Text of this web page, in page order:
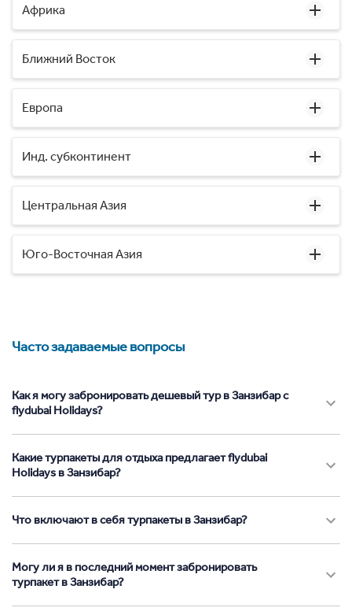
Африка
Ближний Восток
Европа
Инд. субконтинент
Центральная Азия
Юго-Восточная Азия
Часто задаваемые вопросы
Как я могу забронировать дешевый тур в Занзибар с
flydubai Holidays?
Какие турпакеты для отдыха предлагает flydubai
Holidays в Занзибар?
Что включают в себя турпакеты в Занзибар?
Могу ли я в последний момент забронировать
турпакет в Занзибар?